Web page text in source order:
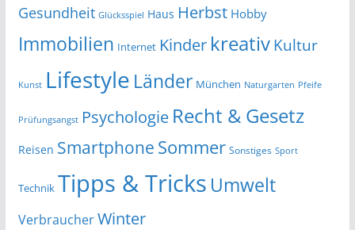
Gesundheit Glücksspiel Haus Herbst Hobby
Immobilien Internet Kinder kreativKultur
Kunst Lifestyle Länder München Naturgarten Pfeife
Prüfungsangst Psychologie Recht & Gesetz
Reisen Smartphone Sommer Sonstiges Sport
Technik Tipps & Tricks Umwelt
VerbraucherWinter